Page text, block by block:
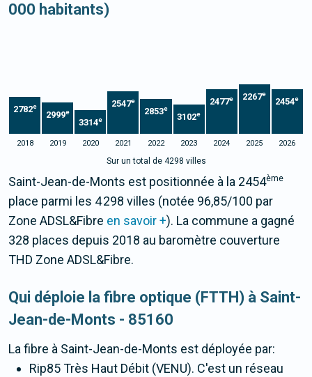
000 habitants)
2782e
2999e
3314e
2547e
2853e
3102e
2477e 2267e
2454e
2018 2019 2020 2021 2022 2023 2024 2025 2026
Sur un total de 4298 villes
Saint-Jean-de-Monts est positionnée à la 2454ème
place parmi les 4 298 villes (notée 96,85/100 par
Zone ADSL&Fibre en savoir +). La commune a gagné
328 places depuis 2018 au baromètre couverture
THD Zone ADSL&Fibre.
Qui déploie la fibre optique (FTTH) à Saint-
Jean-de-Monts - 85160
La fibre à Saint-Jean-de-Monts est déployée par:
Rip85 Très Haut Débit (VENU). C'est un réseau